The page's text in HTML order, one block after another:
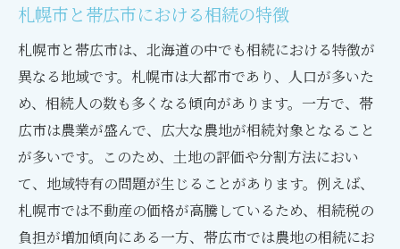
相続完了後のフォローアップ
札幌市と帯広市における相続手続きの具体的な
手順
地元自治体での相続手続き
必要な書類と取得方法
税務署での相続税申告手続き
不動産の名義変更と登録
金融資産の相続手続き
札幌市と帯広市における相続の特徴
札幌市と帯広市は、北海道の中でも相続における特徴が
異なる地域です。札幌市は大都市であり、人口が多いた
め、相続人の数も多くなる傾向があります。一方で、帯
広市は農業が盛んで、広大な農地が相続対象となること
が多いです。このため、土地の評価や分割方法におい
て、地域特有の問題が生じることがあります。例えば、
札幌市では不動産の価格が高騰しているため、相続税の
負担が増加傾向にある一方、帯広市では農地の相続にお